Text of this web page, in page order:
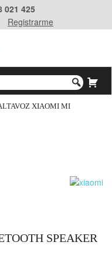
021 425
Registrarme
XIAOMI MI
SPEAKER